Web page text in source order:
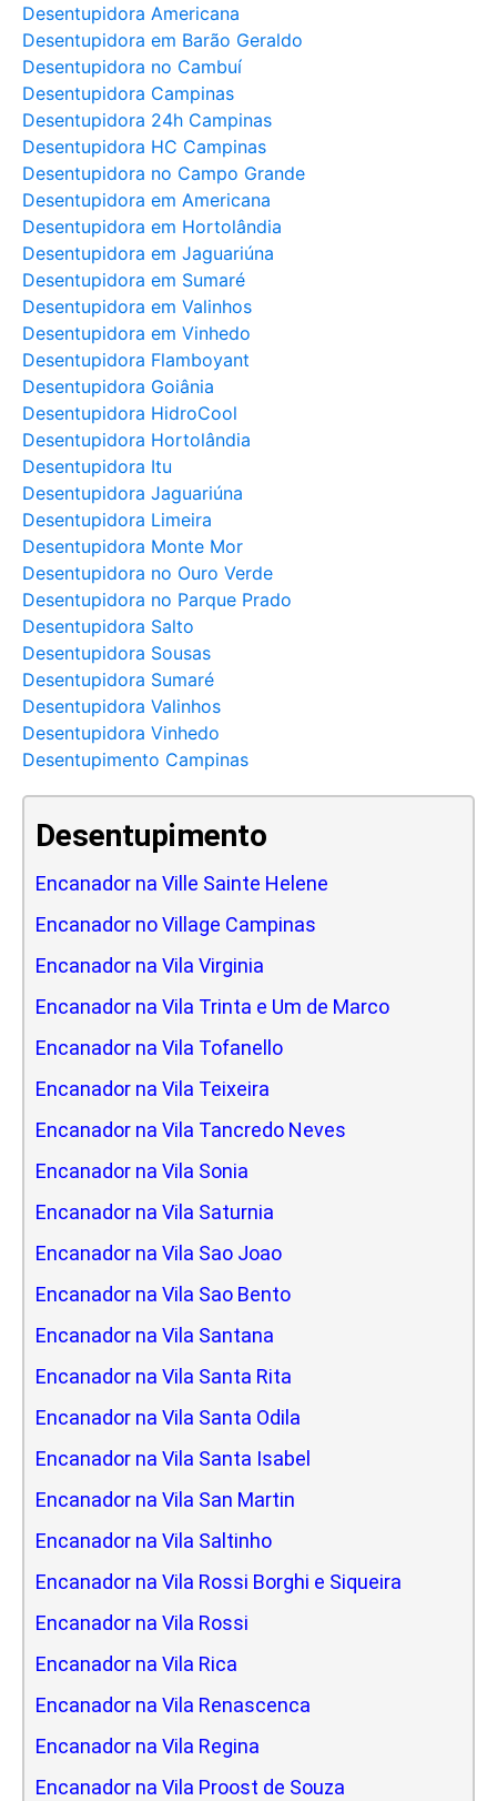
Desentupidora Americana
Desentupidora em Barão Geraldo
Desentupidora no Cambuí
Desentupidora Campinas
Desentupidora 24h Campinas
Desentupidora HC Campinas
Desentupidora no Campo Grande
Desentupidora em Americana
Desentupidora em Hortolândia
Desentupidora em Jaguariúna
Desentupidora em Sumaré
Desentupidora em Valinhos
Desentupidora em Vinhedo
Desentupidora Flamboyant
Desentupidora Goiânia
Desentupidora HidroCool
Desentupidora Hortolândia
Desentupidora Itu
Desentupidora Jaguariúna
Desentupidora Limeira
Desentupidora Monte Mor
Desentupidora no Ouro Verde
Desentupidora no Parque Prado
Desentupidora Salto
Desentupidora Sousas
Desentupidora Sumaré
Desentupidora Valinhos
Desentupidora Vinhedo
Desentupimento Campinas
Desentupimento
Encanador na Ville Sainte Helene
Encanador no Village Campinas
Encanador na Vila Virginia
Encanador na Vila Trinta e Um de Marco
Encanador na Vila Tofanello
Encanador na Vila Teixeira
Encanador na Vila Tancredo Neves
Encanador na Vila Sonia
Encanador na Vila Saturnia
Encanador na Vila Sao Joao
Encanador na Vila Sao Bento
Encanador na Vila Santana
Encanador na Vila Santa Rita
Encanador na Vila Santa Odila
Encanador na Vila Santa Isabel
Encanador na Vila San Martin
Encanador na Vila Saltinho
Encanador na Vila Rossi Borghi e Siqueira
Encanador na Vila Rossi
Encanador na Vila Rica
Encanador na Vila Renascenca
Encanador na Vila Regina
Encanador na Vila Proost de Souza